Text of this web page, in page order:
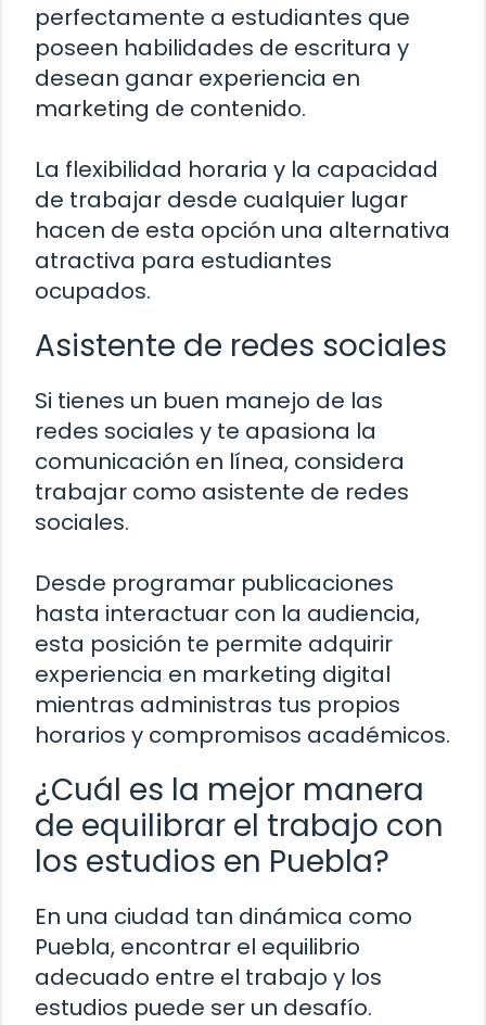
perfectamente a estudiantes que
poseen habilidades de escritura y
desean ganar experiencia en
marketing de contenido.
La flexibilidad horaria y la capacidad
de trabajar desde cualquier lugar
hacen de esta opción una alternativa
atractiva para estudiantes
ocupados.
Asistente de redes sociales
Si tienes un buen manejo de las
redes sociales y te apasiona la
comunicación en línea, considera
trabajar como asistente de redes
sociales.
Desde programar publicaciones
hasta interactuar con la audiencia,
esta posición te permite adquirir
experiencia en marketing digital
mientras administras tus propios
horarios y compromisos académicos.
¿Cuál es la mejor manera
de equilibrar el trabajo con
los estudios en Puebla?
En una ciudad tan dinámica como
Puebla, encontrar el equilibrio
adecuado entre el trabajo y los
estudios puede ser un desafío.